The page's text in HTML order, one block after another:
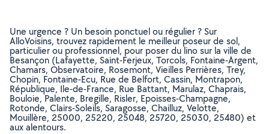
Une urgence ? Un besoin ponctuel ou régulier ? Sur
AlloVoisins, trouvez rapidement le meilleur poseur de sol,
particulier ou professionnel, pour poser du lino sur la ville de
Besançon (Lafayette, Saint-Ferjeux, Torcols, Fontaine-Argent,
Chamars, Observatoire, Rosemont, Vieilles Perrières, Trey,
Chopin, Fontaine-Ecu, Rue de Belfort, Cassin, Montrapon,
République, Ile-de-France, Rue Battant, Marulaz, Chaprais,
Bouloie, Palente, Bregille, Risler, Epoisses-Champagne,
Rotonde, Clairs-Soleils, Saragosse, Chailluz, Velotte,
Mouillère, 25000, 25220, 25048, 25720, 25030, 25480) et
aux alentours.